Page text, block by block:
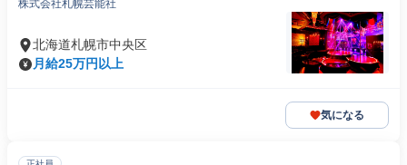
株式会社札幌芸能社
北海道札幌市中央区
月給25万円以上
気になる